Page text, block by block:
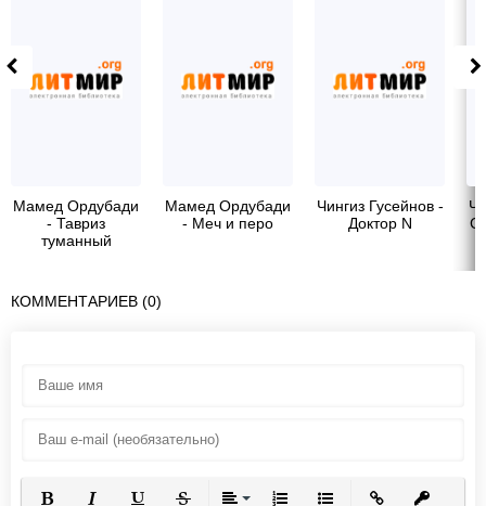
Мамед Ордубади
- Тавриз
туманный
Мамед Ордубади
- Меч и перо
Чингиз Гусейнов -
Доктор N
КОММЕНТАРИЕВ (0)